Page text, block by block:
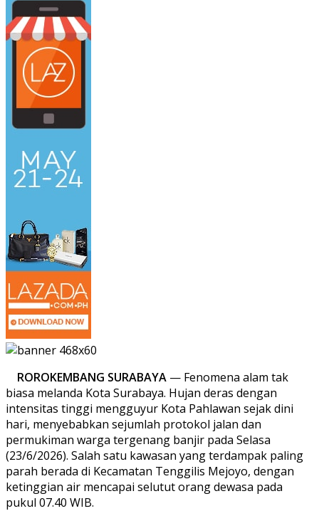
ROROKEMBANG SURABAYA — Fenomena alam tak
biasa melanda Kota Surabaya. Hujan deras dengan
intensitas tinggi mengguyur Kota Pahlawan sejak dini
hari, menyebabkan sejumlah protokol jalan dan
permukiman warga tergenang banjir pada Selasa
(23/6/2026). Salah satu kawasan yang terdampak paling
parah berada di Kecamatan Tenggilis Mejoyo, dengan
ketinggian air mencapai selutut orang dewasa pada
pukul 07.40 WIB.